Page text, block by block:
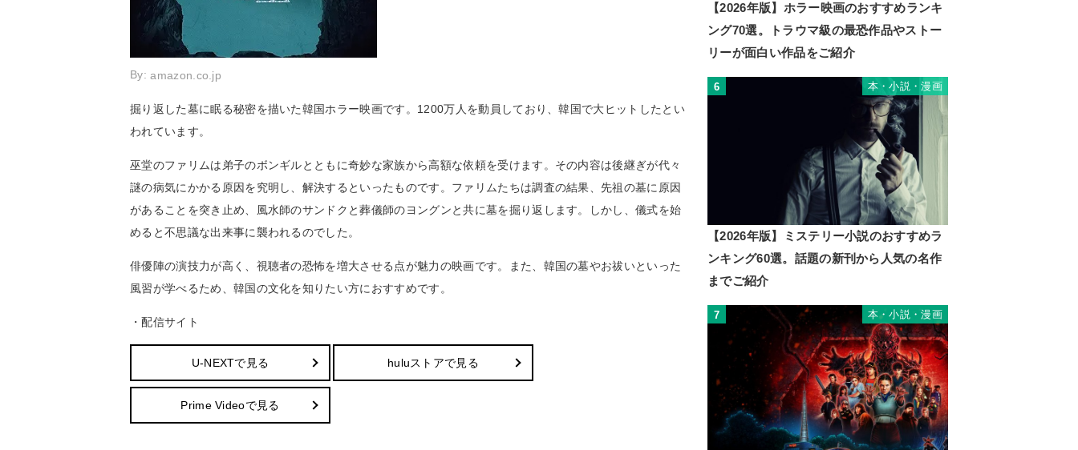
By:amazon.co.jp
掘り返した墓に眠る秘密を描いた韓国ホラー映画です。1200万人を動員しており、韓国で大ヒットしたとい
われています。
巫堂のファリムは弟子のボンギルとともに奇妙な家族から高額な依頼を受けます。その内容は後継ぎが代々
謎の病気にかかる原因を究明し、解決するといったものです。ファリムたちは調査の結果、先祖の墓に原因
があることを突き止め、風水師のサンドクと葬儀師のヨングンと共に墓を掘り返します。しかし、儀式を始
めると不思議な出来事に襲われるのでした。
俳優陣の演技力が高く、視聴者の恐怖を増大させる点が魅力の映画です。また、韓国の墓やお祓いといった
風習が学べるため、韓国の文化を知りたい方におすすめです。
・配信サイト
U-NEXTで見る huluストアで見る
Prime Videoで見る
【2026年版】ホラー映画のおすすめランキ
ング70選。トラウマ級の最恐作品やストー
リーが面白い作品をご紹介
6 本・小説・漫画
【2026年版】ミステリー小説のおすすめラ
ンキング60選。話題の新刊から人気の名作
までご紹介
7 本・小説・漫画